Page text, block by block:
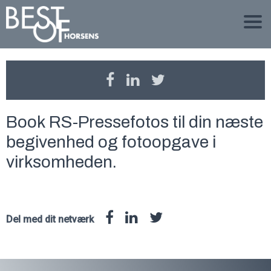
Book RS-Pressefotos til din næste
begivenhed og fotoopgave i
virksomheden.
Del med dit netværk